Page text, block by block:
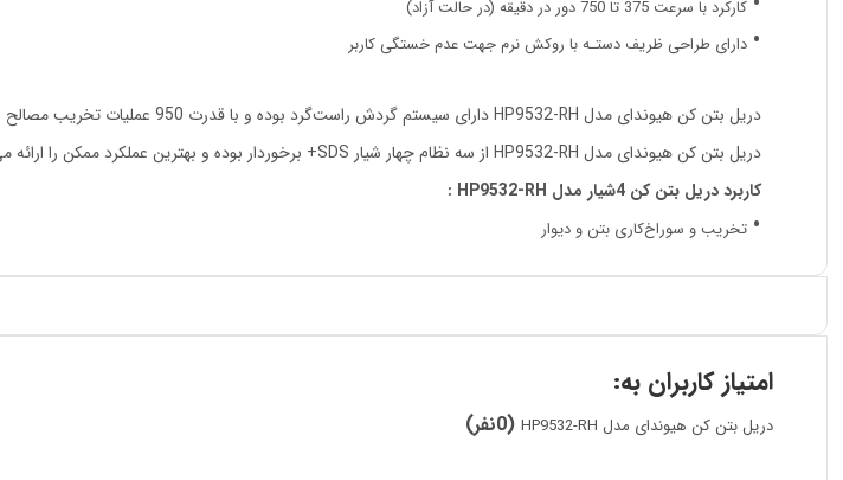
کارکرد با سرعت 375 تا 750 دور در دقیقه (در حالت آزاد)
دارای طراحی ظریف دستـه با روکش نرم جهت عدم خستگی کاربر
دریل بتن کن هیوندای مدل HP9532-RH دارای سیستم گردش راست‌گرد بوده و با قدرت 950 عملیات تخریب مصالح را انجام می‌دهد.
دریل بتن کن هیوندای مدل HP9532-RH از سه نظام چهار شیار SDS+ برخوردار بود‌ه و بهترین عملکرد ممکن را ارائه می‌دهد.
کاربرد دریل بتن کن 4شیار مدل HP9532-RH :
تخریب و سوراخ‌کاری بتن و دیوار
امتیاز کاربران به:
دریل بتن کن هیوندای مدل HP9532-RH (0نفر)